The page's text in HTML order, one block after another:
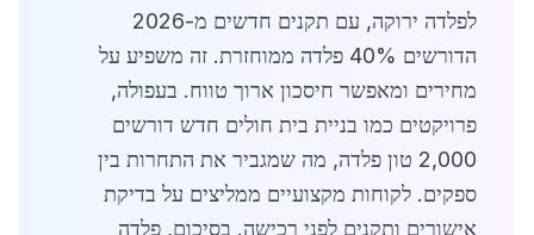
לפלדה ירוקה, עם תקנים חדשים מ-2026
הדורשים 40% פלדה ממוחזרת. זה משפיע על
מחירים ומאפשר חיסכון ארוך טווח. בעפולה,
פרויקטים כמו בניית בית חולים חדש דורשים
2,000 טון פלדה, מה שמגביר את התחרות בין
ספקים. לקוחות מקצועיים ממליצים על בדיקת
אישורים ותקנים לפני רכישה. בסיכום, פלדה